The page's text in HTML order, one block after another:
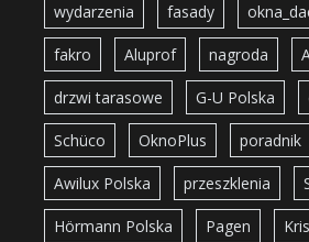
wydarzenia fasady
fakro Aluprof nagroda
drzwi tarasowe G-U Polska
Schüco OknoPlus poradnik
Awilux Polska przeszklenia
Hörmann Polska Pagen